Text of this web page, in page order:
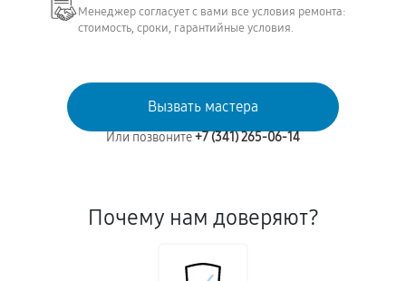
Вызвать мастера
Или позвоните+7 (341) 265-06-14
Менеджер согласует с вами все условия ремонта:
стоимость, сроки, гарантийные условия.
Почему нам доверяют?